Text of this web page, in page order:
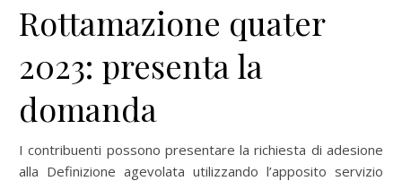
Rottamazione quater
2023: presenta la
domanda
I contribuenti possono presentare la richiesta di adesione
alla Definizione agevolata utilizzando l’apposito servizio